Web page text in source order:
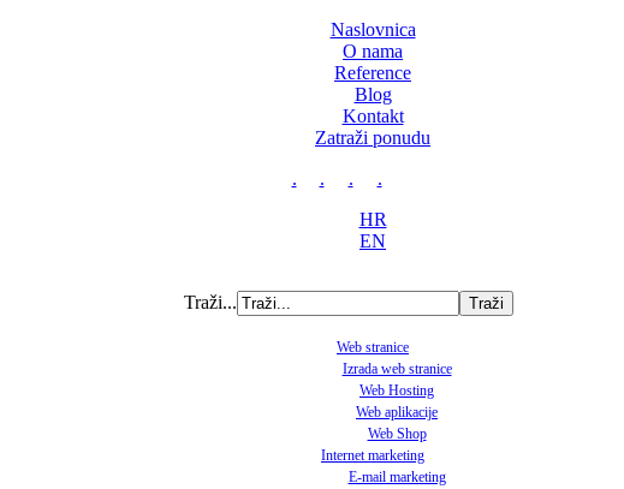
Naslovnica
O nama
Reference
Blog
Kontakt
Zatraži ponudu
.
. .
.
HR
EN
Traži...
Web stranice
Izrada web stranice
Web Hosting
Web aplikacije
Web Shop
Internet marketing
E-mail marketing